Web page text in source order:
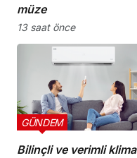
müze
13 saat önce
Bilinçli ve verimli klima
GÜNDEM